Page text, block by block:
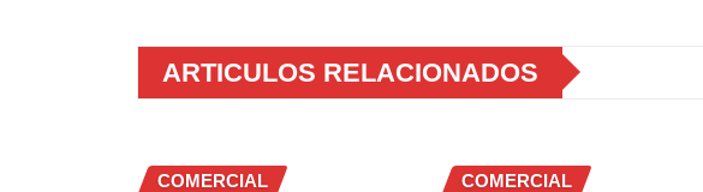
ARTICULOS RELACIONADOS
COMERCIAL
COMERCIAL